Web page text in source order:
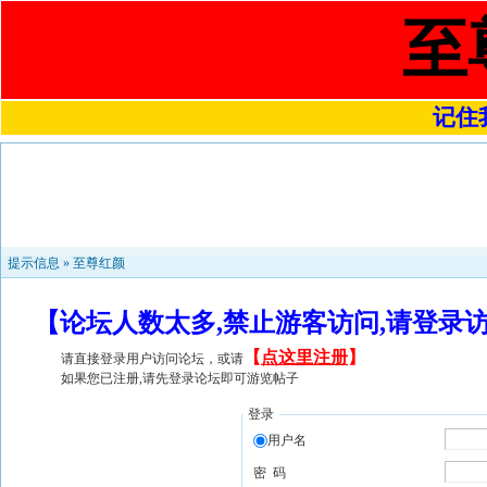
至
记住
提示信息 » 至尊红颜
【论坛人数太多,禁止游客访问,请登
请直接登录用户访问论坛，或请 【 点这里注册】
如果您已注册,请先登录论坛即可游览帖子
登录
用户名
密 码